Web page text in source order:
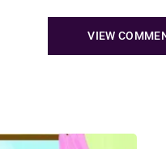
VIEW